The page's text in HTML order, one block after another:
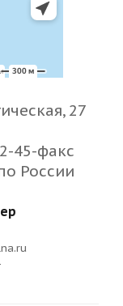
27
45-факс
России